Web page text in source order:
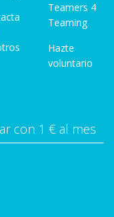
Teamers 4
Teaming
Hazte
voluntario
con 1 € al mes